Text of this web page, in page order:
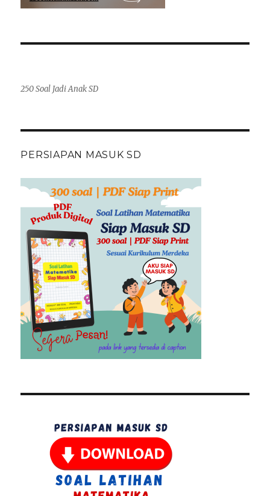
250 Soal Jadi Anak SD
PERSIAPAN MASUK SD